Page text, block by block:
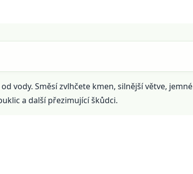
vody. Směsí zvlhčete kmen, silnější větve, jemné
a další přezimující škůdci.